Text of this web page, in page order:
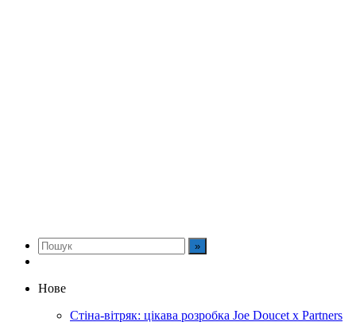
Нове
Стіна-вітряк: цікава розробка Joe Doucet x Partners